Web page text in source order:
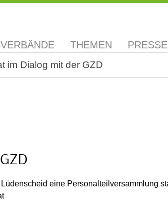
THEMEN
im Dialog mit der GZD
eine Personalteilversammlung